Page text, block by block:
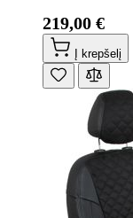
219,00 €
Į krepšelį